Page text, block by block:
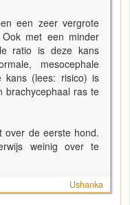
een zeer vergrote
met een minder
ratio is deze kans
mesocephale
kans (lees: risico) is
brachycephaal ras te
over de eerste hond.
weinig over te
Ushanka